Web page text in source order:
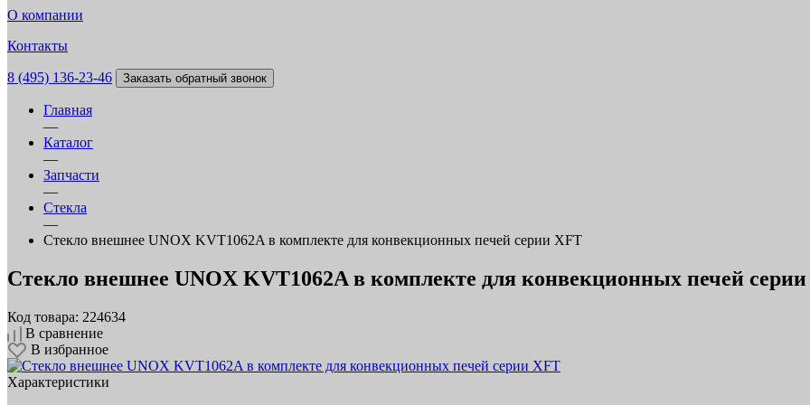
О компании
Контакты
8 (495) 136-23-46 Заказать обратный звонок
Главная
—
Каталог
—
Запчасти
—
Стекла
—
Стекло внешнее UNOX KVT1062A в комплекте для конвекционных печей серии XFT
Стекло внешнее UNOX KVT1062A в комплекте для конвекционных печей
Код товара: 224634
В сравнение
В избранное
Характеристики